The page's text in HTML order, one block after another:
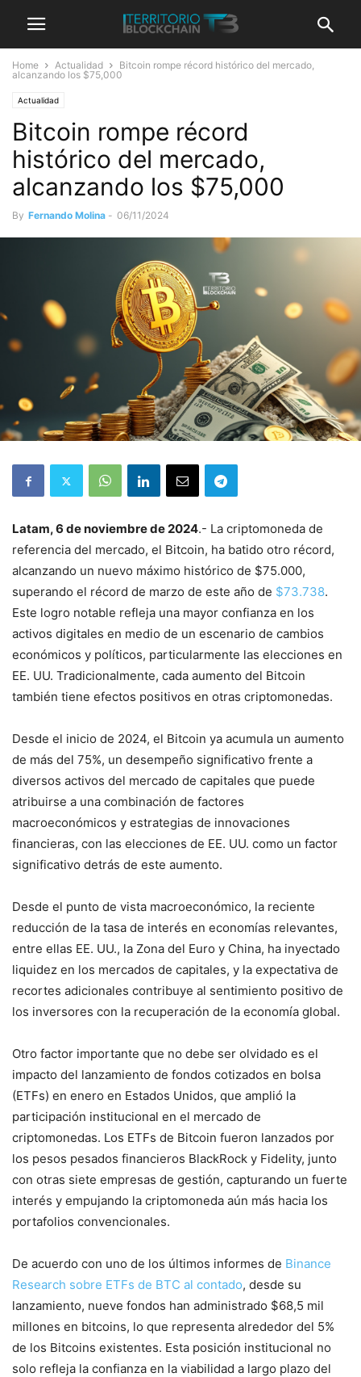
Home Actualidad
Bitcoin rompe récord histórico del mercado,
alcanzando los $75,000
Actualidad
Bitcoin rompe récord
histórico del mercado,
alcanzando los $75,000
By Fernando Molina - 06/11/2024
Latam, 6 de noviembre de 2024.- La criptomoneda de
referencia del mercado, el Bitcoin, ha batido otro récord,
alcanzando un nuevo máximo histórico de $75.000,
superando el récord de marzo de este año de $73.738.
Este logro notable refleja una mayor confianza en los
activos digitales en medio de un escenario de cambios
económicos y políticos, particularmente las elecciones en
EE. UU. Tradicionalmente, cada aumento del Bitcoin
también tiene efectos positivos en otras criptomonedas.
Desde el inicio de 2024, el Bitcoin ya acumula un aumento
de más del 75%, un desempeño significativo frente a
diversos activos del mercado de capitales que puede
atribuirse a una combinación de factores
macroeconómicos y estrategias de innovaciones
financieras, con las elecciones de EE. UU. como un factor
significativo detrás de este aumento.
Desde el punto de vista macroeconómico, la reciente
reducción de la tasa de interés en economías relevantes,
entre ellas EE. UU., la Zona del Euro y China, ha inyectado
liquidez en los mercados de capitales, y la expectativa de
recortes adicionales contribuye al sentimiento positivo de
los inversores con la recuperación de la economía global.
Otro factor importante que no debe ser olvidado es el
impacto del lanzamiento de fondos cotizados en bolsa
(ETFs) en enero en Estados Unidos, que amplió la
participación institucional en el mercado de
criptomonedas. Los ETFs de Bitcoin fueron lanzados por
los pesos pesados financieros BlackRock y Fidelity, junto
con otras siete empresas de gestión, capturando un fuerte
interés y empujando la criptomoneda aún más hacia los
portafolios convencionales.
De acuerdo con uno de los últimos informes de Binance
Research sobre ETFs de BTC al contado, desde su
lanzamiento, nueve fondos han administrado $68,5 mil
millones en bitcoins, lo que representa alrededor del 5%
de los Bitcoins existentes. Esta posición institucional no
solo refleja la confianza en la viabilidad a largo plazo del